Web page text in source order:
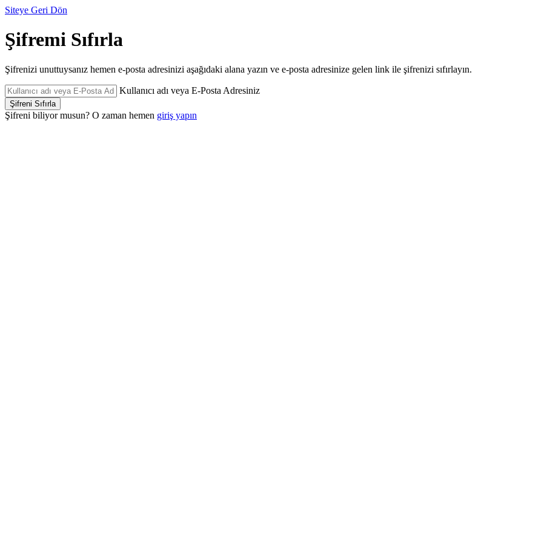
Siteye Geri Dön
Şifremi Sıfırla
Şifrenizi unuttuysanız hemen e-posta adresinizi aşağıdaki alana yazın ve e-posta adresinize gelen link ile şifrenizi sıfırlayın.
Kullanıcı adı veya E-Posta Adresiniz
Şifreni biliyor musun? O zaman hemen giriş yapın